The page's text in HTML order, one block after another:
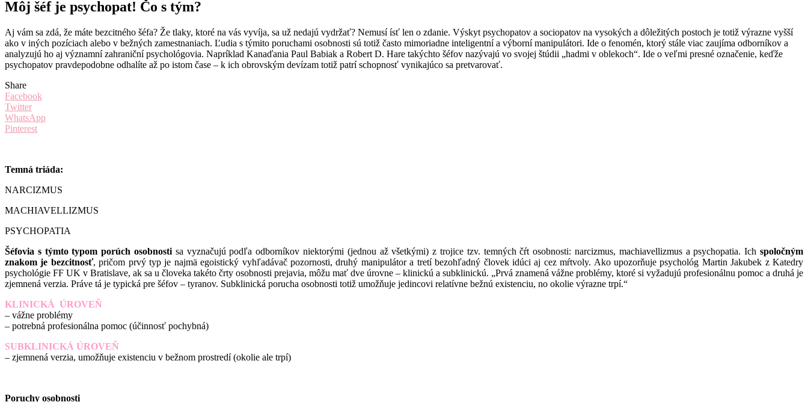
Môj šéf je psychopat! Čo s tým?
Aj vám sa zdá, že máte bezcitného šéfa? Že tlaky, ktoré na vás vyvíja, sa už nedajú vydržať? Nemusí ísť len o zdanie. Výskyt psychopatov a sociopatov na vysokých a dôležitých postoch je totiž výrazne vyšší
ako v iných pozíciach alebo v bežných zamestnaniach. Ľudia s týmito poruchami osobnosti sú totiž často mimoriadne inteligentní a výborní manipulátori. Ide o fenomén, ktorý stále viac zaujíma odborníkov a
analyzujú ho aj významní zahraniční psychológovia. Napríklad Kanaďania Paul Babiak a Robert D. Hare takýchto šéfov nazývajú vo svojej štúdii „hadmi v oblekoch“. Ide o veľmi presné označenie, keďže
psychopatov pravdepodobne odhalíte až po istom čase – k ich obrovským devízam totiž patrí schopnosť vynikajúco sa pretvarovať.
Share
Facebook
Twitter
WhatsApp
Pinterest
Temná triáda:
NARCIZMUS
MACHIAVELLIZMUS
PSYCHOPATIA
Šéfovia s týmto typom porúch osobnosti sa vyznačujú podľa odborníkov niektorými (jednou až všetkými) z trojice tzv. temných čŕt osobnosti: narcizmus, machiavellizmus a psychopatia. Ich spoločným
znakom je bezcitnosť, pričom prvý typ je najmä egoistický vyhľadávač pozornosti, druhý manipulátor a tretí bezohľadný človek idúci aj cez mŕtvoly. Ako upozorňuje psychológ Martin Jakubek z Katedry
psychológie FF UK v Bratislave, ak sa u človeka takéto črty osobnosti prejavia, môžu mať dve úrovne – klinickú a subklinickú. „Prvá znamená vážne problémy, ktoré si vyžadujú profesionálnu pomoc a druhá je
zjemnená verzia. Práve tá je typická pre šéfov – tyranov. Subklinická porucha osobnosti totiž umožňuje jedincovi relatívne bežnú existenciu, no okolie výrazne trpí.“
KLINICKÁ ÚROVEŇ
– vážne problémy
– potrebná profesionálna pomoc (účinnosť pochybná)
SUBKLINICKÁ ÚROVEŇ
– zjemnená verzia, umožňuje existenciu v bežnom prostredí (okolie ale trpí)
Poruchy osobnosti